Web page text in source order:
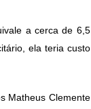
a cerca de 6,5
ela teria custo
Matheus Clemente